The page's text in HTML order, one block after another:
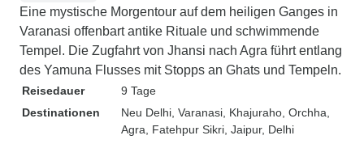
Eine mystische Morgentour auf dem heiligen Ganges in
Varanasi offenbart antike Rituale und schwimmende
Tempel. Die Zugfahrt von Jhansi nach Agra führt entlang
des Yamuna Flusses mit Stopps an Ghats und Tempeln.
Reisedauer
9 Tage
Destinationen
Neu Delhi , Varanasi , Khajuraho , Orchha
Agra , Fatehpur Sikri , Jaipur, Delhi